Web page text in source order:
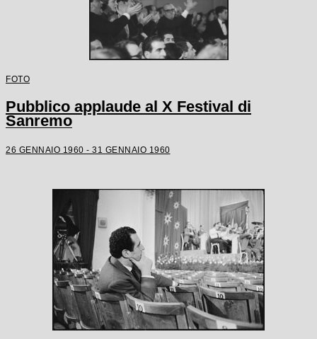
FOTO
Pubblico applaude al X Festival di
Sanremo
26 GENNAIO 1960 - 31 GENNAIO 1960